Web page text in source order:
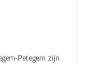
Petegem zijn